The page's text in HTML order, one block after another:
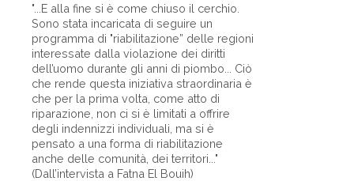
"...E alla fine si è come chiuso il cerchio.
Sono stata incaricata di seguire un
programma di "riabilitazione” delle regioni
interessate dalla violazione dei diritti
dell’uomo durante gli anni di piombo... Ciò
che rende questa iniziativa straordinaria è
che per la prima volta, come atto di
riparazione, non ci si è limitati a offrire
degli indennizzi individuali, ma si è
pensato a una forma di riabilitazione
anche delle comunità, dei territori..."
(Dall’intervista a Fatna El Bouih)